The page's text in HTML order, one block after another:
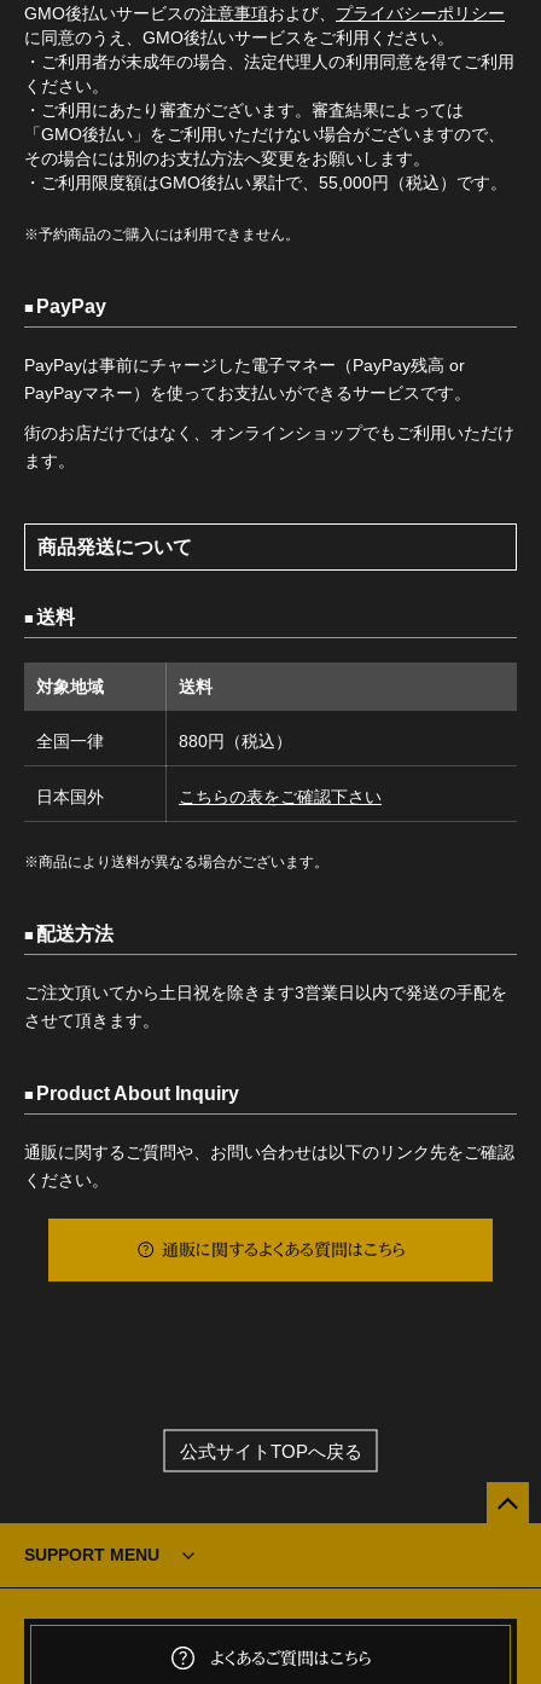
GMO後払いサービスの注意事項および、 プライバシーポリシー
に同意のうえ、GMO後払いサービスをご利用ください。
・ご利用者が未成年の場合、法定代理人の利用同意を得てご利用
ください。
・ご利用にあたり審査がございます。審査結果によっては
「GMO後払い」をご利用いただけない場合がございますので、
その場合には別のお支払方法へ変更をお願いします。
・ご利用限度額はGMO後払い累計で、55,000円（税込）です。
※予約商品のご購入には利用できません。
PayPay
PayPayは事前にチャージした電子マネー（PayPay残高 or
PayPayマネー）を使ってお支払いができるサービスです。
街のお店だけではなく、オンラインショップでもご利用いただけ
ます。
商品発送について
送料
対象地域 送料
全国一律 880円（税込）
日本国外 こちらの表をご確認下さい
※商品により送料が異なる場合がございます。
配送方法
ご注文頂いてから土日祝を除きます3営業日以内で発送の手配を
させて頂きます。
Product About Inquiry
通販に関するご質問や、お問い合わせは以下のリンク先をご確認
ください。
通販に関するよくある質問はこちら
公式サイトTOPへ戻る
SUPPORT MENU
よくあるご質問はこちら